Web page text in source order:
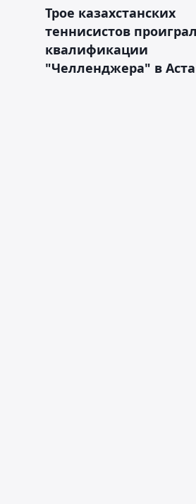
Трое казахстанских
теннисистов
квалификации
"Челленджера" в